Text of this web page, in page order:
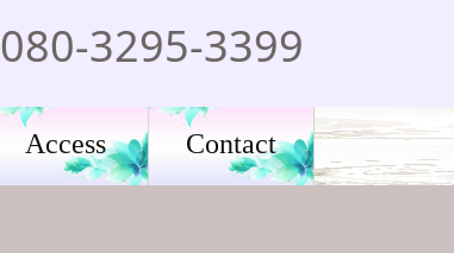
080-3295-3399
Access Contact